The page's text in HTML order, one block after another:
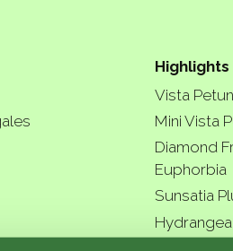
Highlights
Vista
Mini Vista
Diamond
Euphorbia
Sunsatia